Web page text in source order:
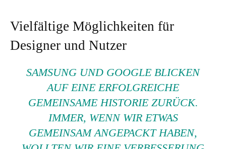
Vielfältige Möglichkeiten für
Designer und Nutzer
SAMSUNG UND GOOGLE BLICKEN
AUF EINE ERFOLGREICHE
GEMEINSAME HISTORIE ZURÜCK.
IMMER, WENN WIR ETWAS
GEMEINSAM ANGEPACKT HABEN,